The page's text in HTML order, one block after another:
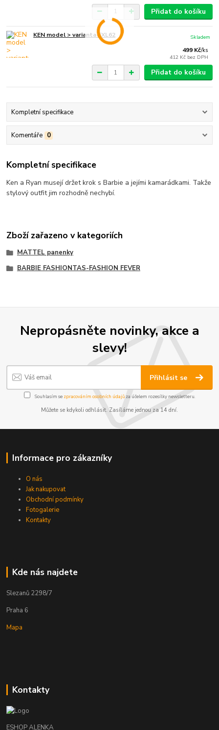
Přidat do košíku
KEN model > varianta FXL62
499 Kč/ks
412 Kč bez DPH
Skladem
Přidat do košíku
Kompletní specifikace
Komentáře 0
Kompletní specifikace
Ken a Ryan musejí držet krok s Barbie a jejími kamarádkami. Takže
stylový outfit jim rozhodně nechybí.
Zboží zařazeno v kategoriích
MATTEL panenky
BARBIE FASHIONTAS-FASHION FEVER
Nepropásněte novinky, akce a
slevy!
Přihlásit se
Souhlasím se zpracováním osobních údajůza účelem rozesílky newsletteru.
Můžete se kdykoli odhlásit. Zasíláme jednou za 14 dní.
Informace pro zákazníky
O nás
Jak nakupovat
Obchodní podmínky
Fotogalerie
Kontakty
Kde nás najdete
Slezanů 2298/7
Praha 6
Mapa
Kontakty
ESHOP ALENKA